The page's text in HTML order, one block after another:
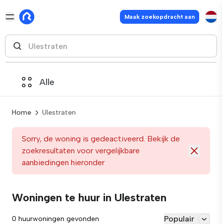
Maak zoekopdracht aan
Alle
Home Ulestraten
Sorry, de woning is gedeactiveerd. Bekijk de
zoekresultaten voor vergelijkbare
aanbiedingen hieronder
Woningen te huur in Ulestraten
0 huurwoningen gevonden Populair